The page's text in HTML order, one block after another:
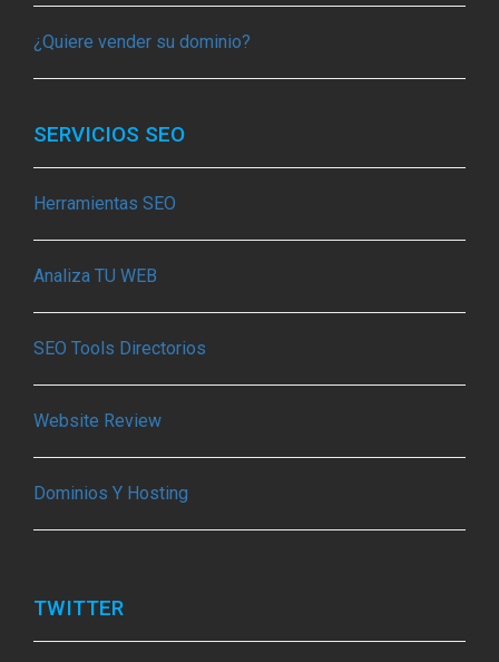
¿Quiere vender su dominio?
SERVICIOS SEO
Herramientas SEO
Analiza TU WEB
SEO Tools Directorios
Website Review
Dominios Y Hosting
TWITTER